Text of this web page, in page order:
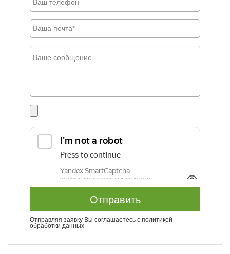
Отправить
Отправляя заявку Вы соглашаетесь с политикой
обработки данных